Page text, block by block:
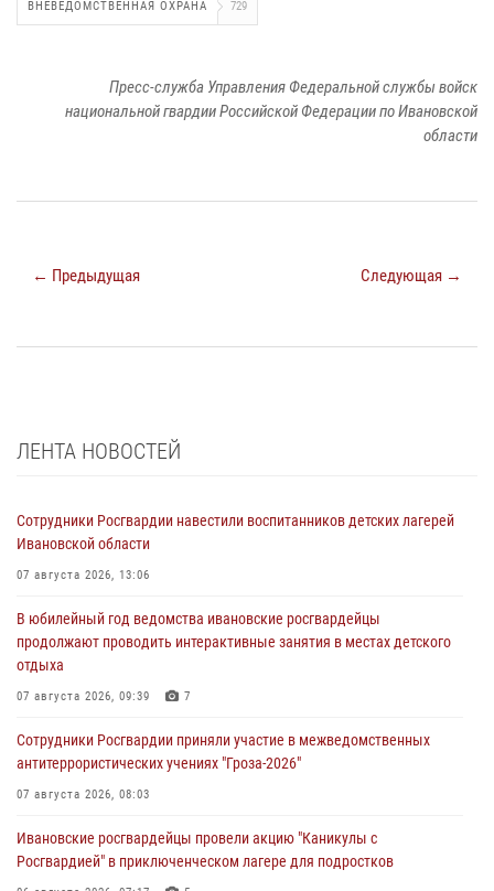
ВНЕВЕДОМСТВЕННАЯ ОХРАНА 729
Пресс-служба Управления Федеральной службы войск
национальной гвардии Российской Федерации по Ивановской
области
← Предыдущая Следующая →
ЛЕНТА НОВОСТЕЙ
Сотрудники Росгвардии навестили воспитанников детских лагерей
Ивановской области
07 августа 2026, 13:06
В юбилейный год ведомства ивановские росгвардейцы
продолжают проводить интерактивные занятия в местах детского
отдыха
07 августа 2026, 09:39 7
Сотрудники Росгвардии приняли участие в межведомственных
антитеррористических учениях "Гроза-2026"
07 августа 2026, 08:03
Ивановские росгвардейцы провели акцию "Каникулы с
Росгвардией" в приключенческом лагере для подростков